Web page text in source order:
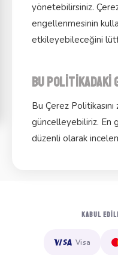
yönetebilirsiniz.
engellenmesinin
etkileyebileceğini
Bu
Bu Çerez
güncelleyebiliriz. En
düzenli olarak
KABUL
Visa